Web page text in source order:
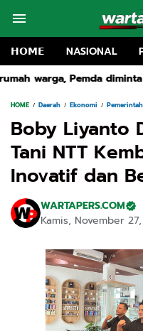
𝗛𝗢𝗠𝗘 NASIONAL
segera turun tangan
HOME Daerah Ekonomi Pemerintah
Boby Liyanto
Tani NTT
Inovatif dan
WARTAPERS.COM
Kamis, November